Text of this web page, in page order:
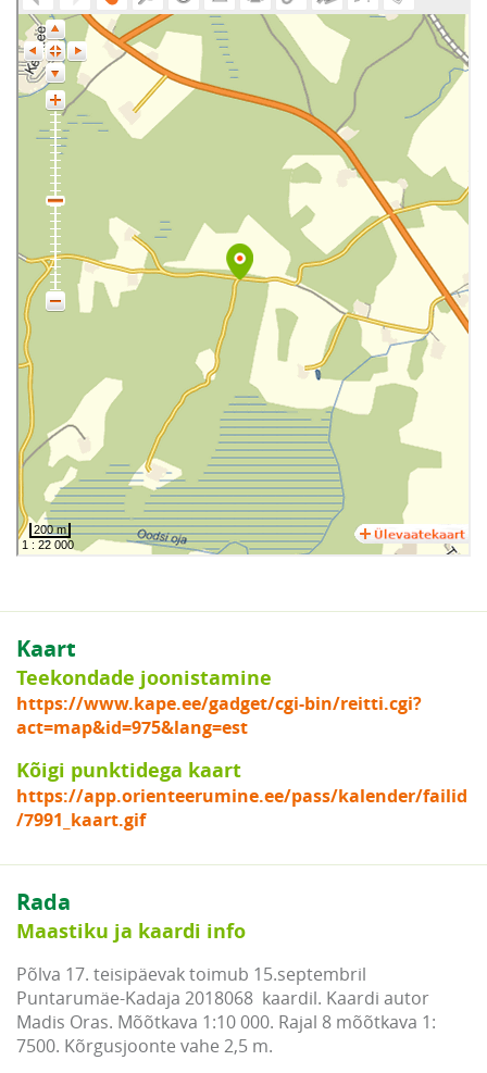
Kaart
Teekondade joonistamine
https://www.kape.ee/gadget/cgi-bin/reitti.cgi?
act=map&id=975&lang=est
Kõigi punktidega kaart
https://app.orienteerumine.ee/pass/kalender/failid
/7991_kaart.gif
Rada
Maastiku ja kaardi info
Põlva 17. teisipäevak toimub 15.septembril
Puntarumäe-Kadaja 2018068 kaardil. Kaardi autor
Madis Oras. Mõõtkava 1:10 000. Rajal 8 mõõtkava 1:
7500. Kõrgusjoonte vahe 2,5 m.